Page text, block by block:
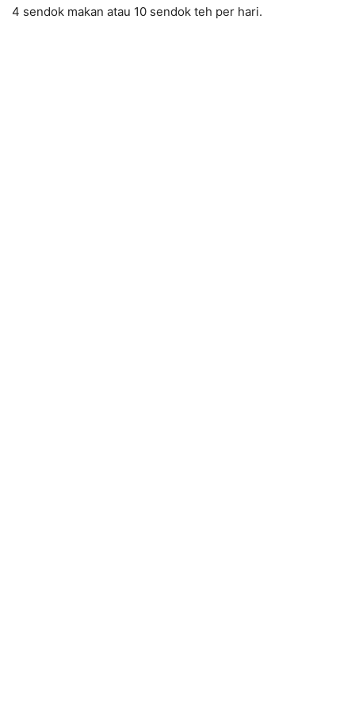
4 sendok makan atau 10 sendok teh per hari.